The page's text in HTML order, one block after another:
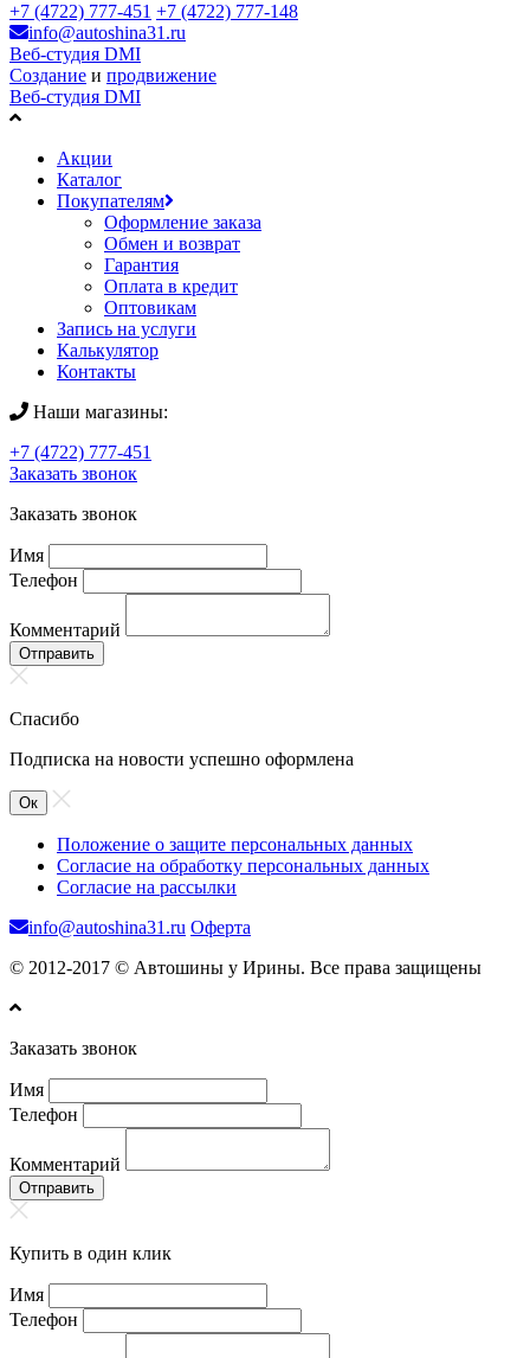
+7 (4722) 777-451 +7 (4722) 777-148
info@autoshina31.ru
Веб-студия DMI
Создание и продвижение
Веб-студия DMI
Акции
Каталог
Покупателям
Оформление заказа
Обмен и возврат
Гарантия
Оплата в кредит
Оптовикам
Запись на услуги
Калькулятор
Контакты
Наши магазины:
+7 (4722) 777-451
Заказать звонок
Заказать звонок
Имя
Телефон
Комментарий
Отправить
Спасибо
Подписка на новости успешно оформлена
Ок
Положение о защите персональных данных
Согласие на обработку персональных данных
Согласие на рассылки
info@autoshina31.ru Оферта
© 2012-2017 © Автошины у Ирины. Все права защищены
Заказать звонок
Имя
Телефон
Комментарий
Отправить
Купить в один клик
Имя
Телефон